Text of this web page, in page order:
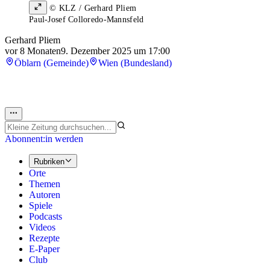
© KLZ / Gerhard Pliem
Paul-Josef Colloredo-Mannsfeld
Gerhard Pliem
vor 8 Monaten9. Dezember 2025 um 17:00
Öblarn (Gemeinde)
Wien (Bundesland)
Abonnent:in werden
Rubriken
Orte
Themen
Autoren
Spiele
Podcasts
Videos
Rezepte
E-Paper
Club